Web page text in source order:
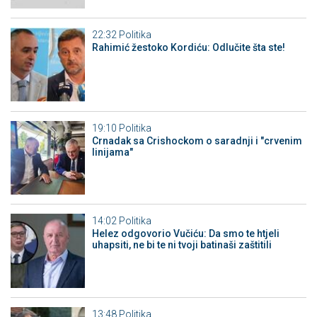
22:32 Politika
Rahimić žestoko Kordiću: Odlučite šta ste!
19:10 Politika
Crnadak sa Crishockom o saradnji i "crvenim
linijama"
14:02 Politika
Helez odgovorio Vučiću: Da smo te htjeli
uhapsiti, ne bi te ni tvoji batinaši zaštitili
13:48 Politika